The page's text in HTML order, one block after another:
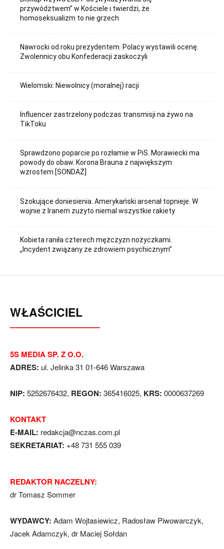
przywództwem” w Kościele i twierdzi, że
homoseksualizm to nie grzech
Nawrocki od roku prezydentem. Polacy wystawili ocenę.
Zwolennicy obu Konfederacji zaskoczyli
Wielomski: Niewolnicy (moralnej) racji
Influencer zastrzelony podczas transmisji na żywo na
TikToku
Sprawdzono poparcie po rozłamie w PiS. Morawiecki ma
powody do obaw. Korona Brauna z największym
wzrostem [SONDAŻ]
Szokujące doniesienia. Amerykański arsenał topnieje. W
wojnie z Iranem zużyto niemal wszystkie rakiety
Kobieta raniła czterech mężczyzn nożyczkami.
„Incydent związany ze zdrowiem psychicznym”
WŁAŚCICIEL
5S MEDIA SP. Z O.O.
ADRES: ul. Jelinka 31 01-646 Warszawa
NIP: 5252676432, REGON: 365416025, KRS: 0000637269
KONTAKT
E-MAIL: redakcja@nczas.com.pl
SEKRETARIAT: +48 731 555 039
REDAKTOR NACZELNY:
dr Tomasz Sommer
WYDAWCY: Adam Wojtasiewicz, Radosław Piwowarczyk,
Jacek Adamczyk, dr Maciej Sołdan